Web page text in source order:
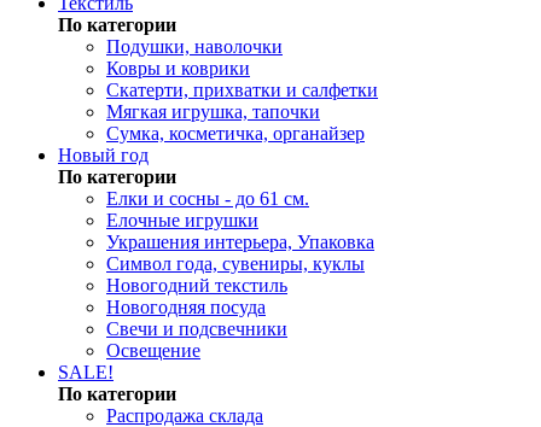
По категории
Подушки, наволочки
Ковры и коврики
Скатерти, прихватки и салфетки
Мягкая игрушка, тапочки
Сумка, косметичка, органайзер
Новый год
По категории
Елки и сосны - до 61 см.
Елочные игрушки
Украшения интерьера, Упаковка
Символ года, сувениры, куклы
Новогодний текстиль
Новогодняя посуда
Свечи и подсвечники
Освещение
SALE!
По категории
Распродажа склада